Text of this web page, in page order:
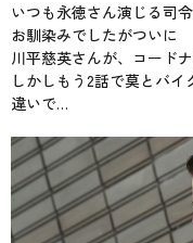
いつも永徳さん演じる司
お馴染みでしたがついに
川平慈英さんが、コード
しかしもう2話で莫とバ
違いで…